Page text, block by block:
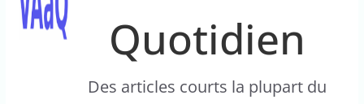
Quotidien
Des articles courts la plupart du